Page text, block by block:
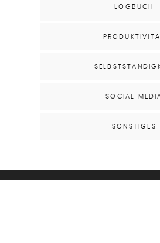
LOGBUCH
SOCIAL
SONSTIGES